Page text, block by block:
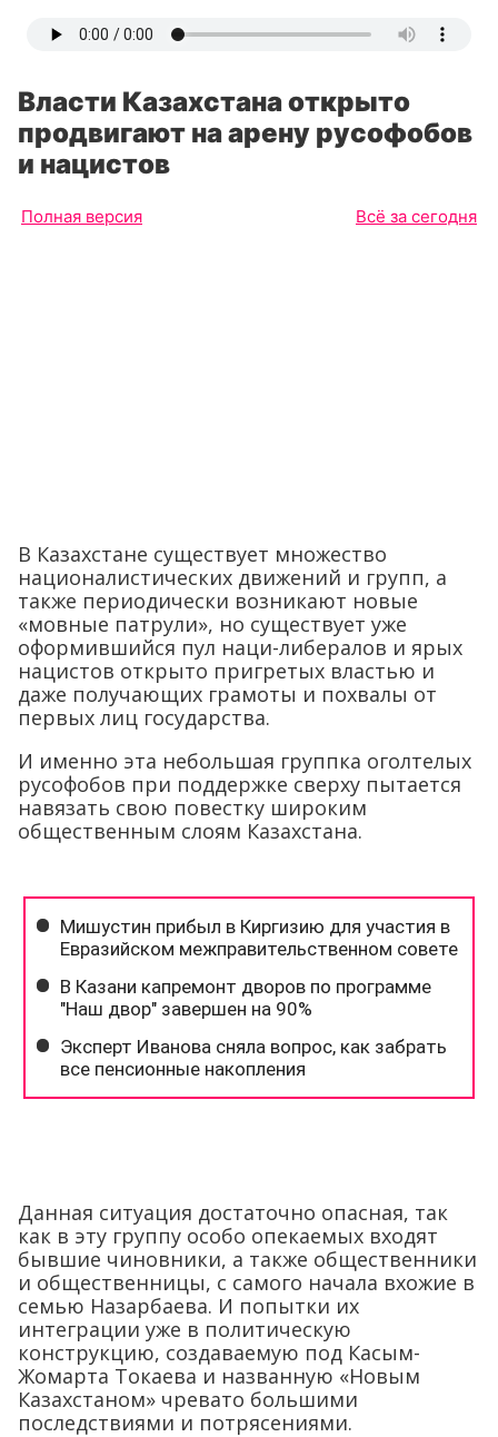
Власти Казахстана открыто
продвигают на арену русофобов
и нацистов
Полная версия Всё за сегодня
В Казахстане существует множество
националистических движений и групп, а
также периодически возникают новые
«мовные патрули», но существует уже
оформившийся пул наци-либералов и ярых
нацистов открыто пригретых властью и
даже получающих грамоты и похвалы от
первых лиц государства.
И именно эта небольшая группка оголтелых
русофобов при поддержке сверху пытается
навязать свою повестку широким
общественным слоям Казахстана.
Данная ситуация достаточно опасная, так
как в эту группу особо опекаемых входят
бывшие чиновники, а также общественники
и общественницы, с самого начала вхожие в
семью Назарбаева. И попытки их
интеграции уже в политическую
конструкцию, создаваемую под Касым-
Жомарта Токаева и названную «Новым
Казахстаном» чревато большими
последствиями и потрясениями.